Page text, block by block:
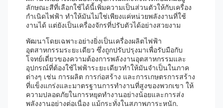
ลักษณะสีที่เลือกใช้ได้นี้เพิ่มความเป็นส่วนตัวให้กับเครื่อง
กําเนิดไฟฟ้า ทําให้มันไม่ใช่เพียงแค่หน่วยพลังงานที่ใช้
งานได้ แต่ยังเป็นเครื่องจักรที่ปรับตัวได้อย่างสวยงาม
พัฒนาโดยเฉพาะอย่างยิ่งเป็นเครื่องผลิตไฟฟ้า
อุตสาหกรรมระยะเดียว ซึ่งถูกปรับปรุงมาเพื่อรับมือกับ
โจทย์เดี่ยวของความต้องการพลังงานอุตสาหกรรมและ
อุปกรณ์ที่ต้องใช้ไฟฟ้าระยะเดียวทําให้มันจําเป็นในภาค
ต่างๆ เช่น การผลิต การก่อสร้าง และการเกษตรการสร้าง
ที่แข็งแกร่งและมาตรฐานการทํางานที่สูงของพวกเขา ให้
ความปลอดภัยในการหยุดทํางานอย่างน้อยและการส่ง
พลังงานอย่างต่อเนื่อง แม้กระทั่งในสภาพภาระหนัก.